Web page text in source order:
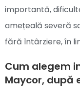
importantă,
amețeală severă
fără întârziere, în
Cum alegem
Maycor, după